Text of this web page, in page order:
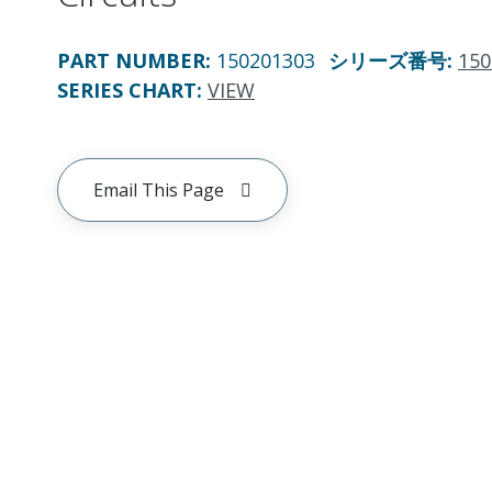
PART NUMBER: 150201303 シリーズ番号:
SERIES CHART: VIEW
Email This Page